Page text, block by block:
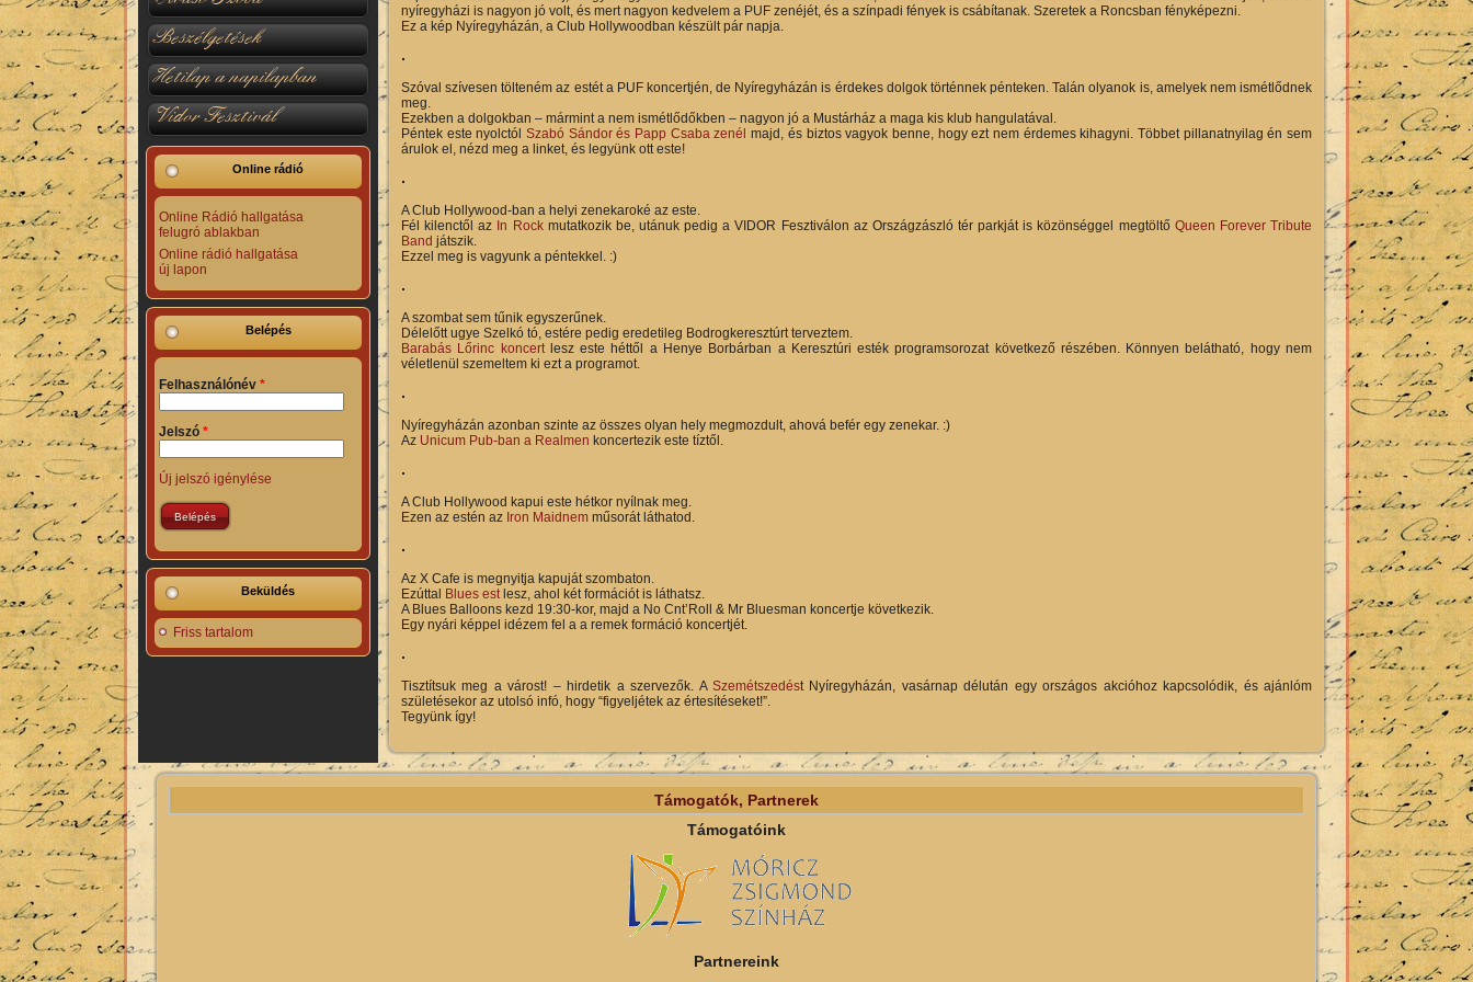
Beszélgetések
Hetilap a napilapban
Vidor Fesztivál
Online rádió
Online Rádió hallgatása
felugró ablakban
Online rádió hallgatása
új lapon
Belépés
Felhasználónév *
Jelszó *
Új jelszó igénylése
Beküldés
Friss tartalom
nyíregyházi is nagyon jó volt, és mert nagyon kedvelem a PUF zenéjét, és a színpadi fények is csábítanak. Szeretek a Roncsban fényképezni.
Ez a kép Nyíregyházán, a Club Hollywoodban készült pár napja.
Szóval szívesen tölteném az estét a PUF koncertjén, de Nyíregyházán is érdekes dolgok történnek pénteken. Talán olyanok is, amelyek nem ismétlődnek
meg.
Ezekben a dolgokban – mármint a nem ismétlődőkben – nagyon jó a Mustárház a maga kis klub hangulatával.
Péntek este nyolctólSzabó Sándor és Papp Csaba zenél majd, és biztos vagyok benne, hogy ezt nem érdemes kihagyni. Többet pillanatnyilag én sem
árulok el, nézd meg a linket, és legyünk ott este!
A Club Hollywood-ban a helyi zenekaroké az este.
Fél kilenctől az In Rockmutatkozik be, utánuk pedig a VIDOR Fesztiválon az Országzászló tér parkját is közönséggel megtöltő Queen Forever Tribute
Band játszik.
Ezzel meg is vagyunk a péntekkel. :)
A szombat sem tűnik egyszerűnek.
Délelőtt ugye Szelkó tó, estére pedig eredetileg Bodrogkeresztúrt terveztem.
Barabás Lőrinc koncertlesz este héttől a Henye Borbárban a Keresztúri esték programsorozat következő részében. Könnyen belátható, hogy nem
véletlenül szemeltem ki ezt a programot.
Nyíregyházán azonban szinte az összes olyan hely megmozdult, ahová befér egy zenekar. :)
Az Unicum Pub-ban a Realmen koncertezik este tíztől.
A Club Hollywood kapui este hétkor nyílnak meg.
Ezen az estén az Iron Maidnem műsorát láthatod.
Az X Cafe is megnyitja kapuját szombaton.
Ezúttal Blues estlesz, ahol két formációt is láthatsz.
A Blues Balloons kezd 19:30-kor, majd a No Cnt’Roll & Mr Bluesman koncertje következik.
Egy nyári képpel idézem fel a a remek formáció koncertjét.
Tisztítsuk meg a várost! – hirdetik a szervezők. A Szemétszedést Nyíregyházán, vasárnap délután egy országos akcióhoz kapcsolódik, és ajánlóm
születésekor az utolsó infó, hogy “figyeljétek az értesítéseket!”.
Tegyünk így!
Támogatók, Partnerek
Támogatóink
Partnereink